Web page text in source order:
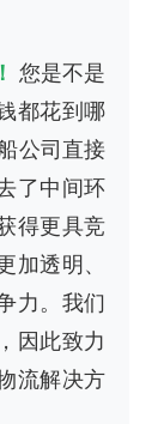
您是不是
都花到哪
公司直接
了中间环
得更具竞
加透明、
力。我们
因此致力
流解决方